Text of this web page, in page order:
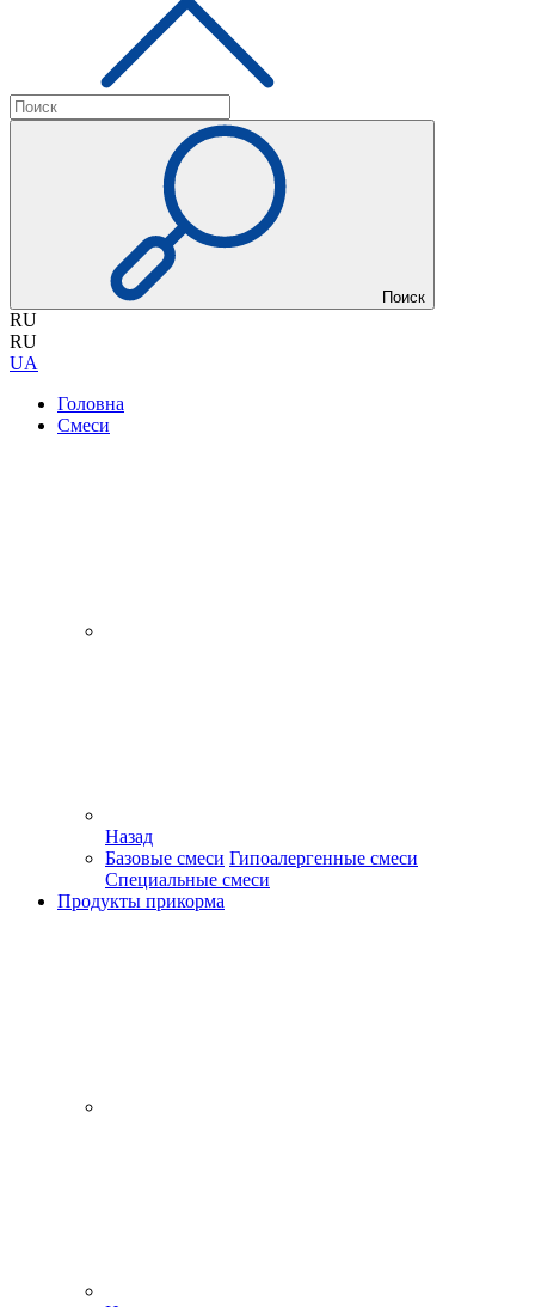
Поиск
RU
RU
UA
Головна
Смеси
Назад
Базовые смеси Гипоалергенные смеси
Специальные смеси
Продукты прикорма